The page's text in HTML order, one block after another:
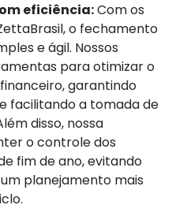
eficiência:Com os
o fechamento
e ágil. Nossos
para otimizar o
garantindo
facilitando a tomada de
disso, nossa
o controle dos
fim de ano, evitando
planejamento mais